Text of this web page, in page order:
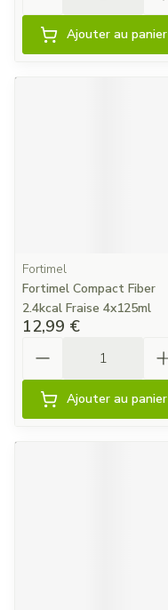
Ajouter au panier
Fortimel
Fortimel Compact Fiber
2.4kcal Fraise 4x125ml
12,99 €
Ajouter au panier